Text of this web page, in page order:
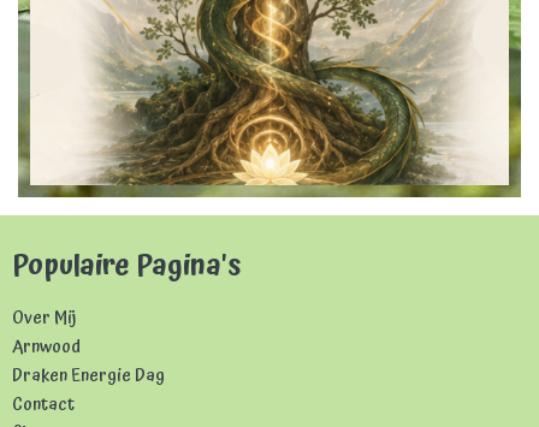
Populaire Pagina's
Over Mij
Arnwood
Draken Energie Dag
Contact